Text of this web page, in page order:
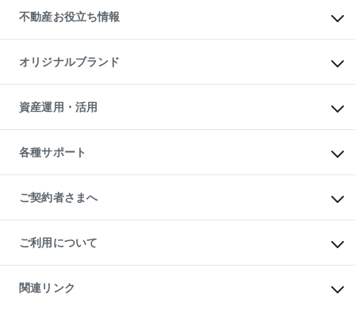
貸すガイド
事業用不動産
マンション投資
投資用マンション
アパート経営
収益物件
ビル購入（ビル一棟）
投資用不動産の売却査定
事業用不動産の売却査定
不動産お役立ち情報
マンションライブラリー
人気マンションランキング
暮らしに役立つ不動産メディア
不動産相場・不動産価格情報
不動産コラム・ニュース
不動産用語集
不動産なんでもネット相談室
住まいの税金
オリジナルブランド
一棟リノベーションマンション
L`GENTE（ルジェンテ）
区分リノベーションマンション
投資用一棟レジデンスWELL
不動産小口投資
LEGACIA（レガシア）
資産運用・活用
不動産M&A
アセットマネジメント・出資
各種サポート
相続サポート
リフォームサポート
ご契約者さまへ
ご紹介・再契約特典
入居者様専用-各種ご案内（賃貸）
東急こすもす会「こすもすWeb」
ご利用について
金融商品取引について
東急リバブル ソーシャルメディアポリシー
関連リンク